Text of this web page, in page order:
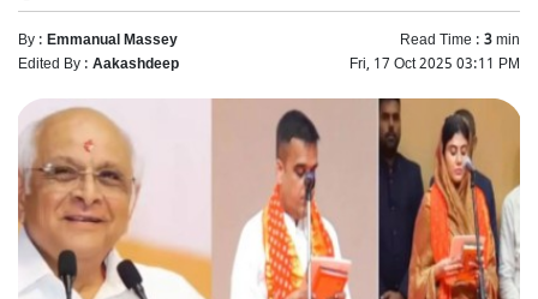
By :Emmanual Massey Read Time :3min
Edited By :Aakashdeep Fri, 17 Oct 2025 03:11 PM